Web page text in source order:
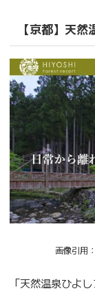
【京都】天
画像引用：
「天然温泉ひよ